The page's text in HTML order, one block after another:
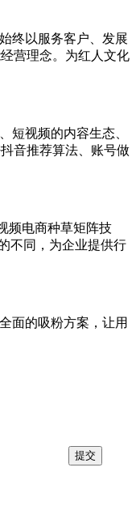
终以服务客户、发展
营理念。为红人文化
视频的内容生态、
音推荐算法、账号做
频电商种草矩阵技
不同，为企业提供行
面的吸粉方案，让用